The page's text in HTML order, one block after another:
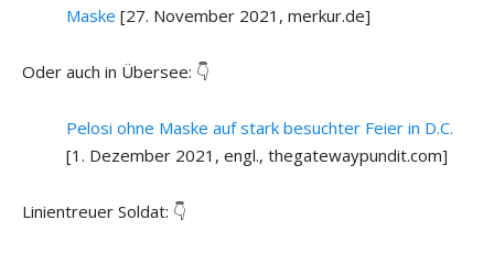
Maske [27. November 2021, merkur.de]
Oder auch in Übersee: 👇
Pelosi ohne Maske auf stark besuchter Feier in D.C.
[1. Dezember 2021, engl., thegatewaypundit.com]
Linientreuer Soldat: 👇